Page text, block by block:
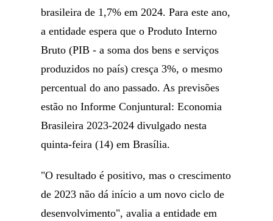
brasileira de 1,7% em 2024. Para este ano,
a entidade espera que o Produto Interno
Bruto (PIB - a soma dos bens e serviços
produzidos no país) cresça 3%, o mesmo
percentual do ano passado. As previsões
estão no Informe Conjuntural: Economia
Brasileira 2023-2024 divulgado nesta
quinta-feira (14) em Brasília.
"O resultado é positivo, mas o crescimento
de 2023 não dá início a um novo ciclo de
desenvolvimento", avalia a entidade em